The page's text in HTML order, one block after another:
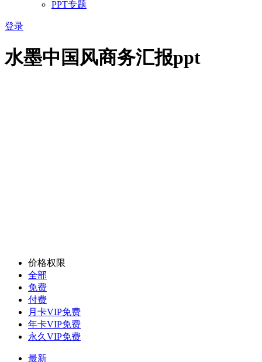
PPT专题
登录
水墨中国风商务汇报ppt
价格权限
全部
免费
付费
月卡VIP免费
年卡VIP免费
永久VIP免费
最新